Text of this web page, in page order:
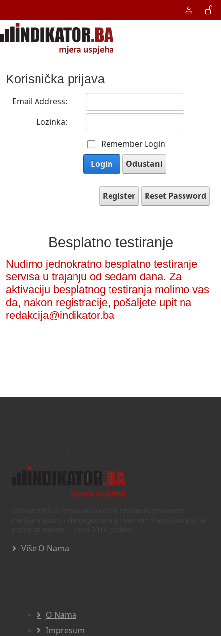
Korisnička prijava
Email Address:
Lozinka:
Remember Login
Login
Odustani
Register Reset Password
Besplatno testiranje
Nudimo jednokratno besplatno testiranje
servisa u trajanju od sedam dana. Za
aktivaciju besplatnog testiranja molimo vas
da, nakon registracije, pošaljete upit na
redakcija@indikator.ba
Više O Nama
O Nama
Impresum